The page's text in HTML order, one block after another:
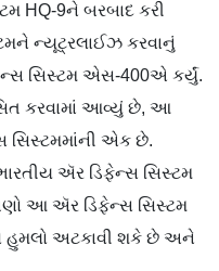
HQ-9ને બરબાદ કરી
ન્યૂટ્રલાઈઝ કરવાનું
સિસ્ટમ એસ-400એ કર્યું.
કરવામાં આવ્યું છે, આ
સિસ્ટમમાંની એક છે.
ઍર ડિફેન્સ સિસ્ટમ
આ ઍર ડિફેન્સ સિસ્ટમ
હુમલો અટકાવી શકે છે અને